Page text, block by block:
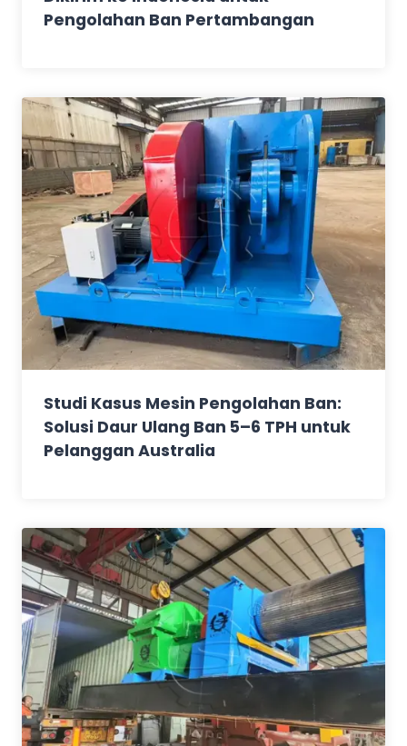
Pengolahan Ban Pertambangan
Studi Kasus Mesin Pengolahan Ban:
Solusi Daur Ulang Ban 5–6 TPH untuk
Pelanggan Australia